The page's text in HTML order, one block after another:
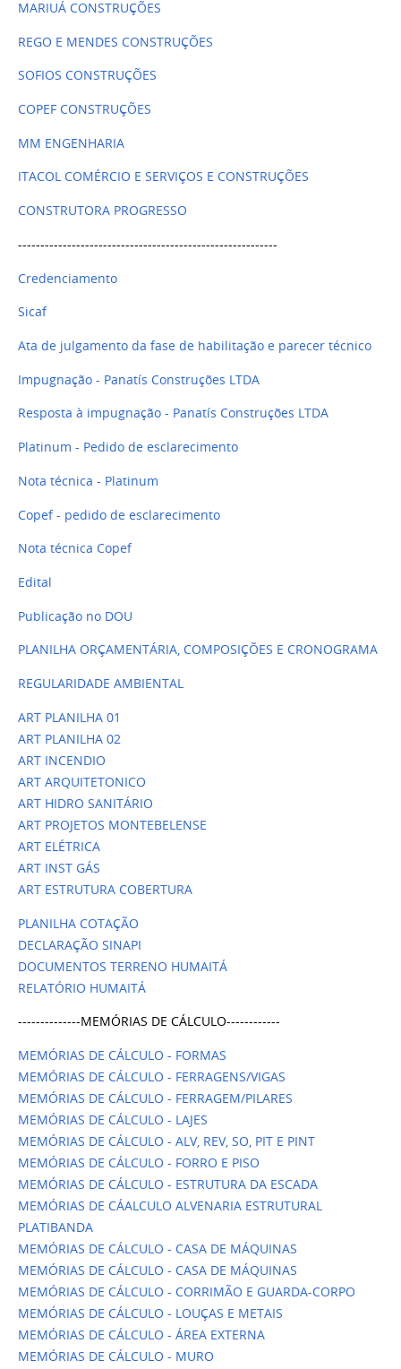
MARIUÁ CONSTRUÇÕES
REGO E MENDES CONSTRUÇÕES
SOFIOS CONSTRUÇÕES
COPEF CONSTRUÇÕES
MM ENGENHARIA
ITACOL COMÉRCIO E SERVIÇOS E CONSTRUÇÕES
CONSTRUTORA PROGRESSO
----------------------------------------------------------
Credenciamento
Sicaf
Ata de julgamento da fase de habilitação e parecer técnico
Impugnação - Panatís Construções LTDA
Resposta à impugnação - Panatís Construções LTDA
Platinum - Pedido de esclarecimento
Nota técnica - Platinum
Copef - pedido de esclarecimento
Nota técnica Copef
Edital
Publicação no DOU
PLANILHA ORÇAMENTÁRIA, COMPOSIÇÕES E CRONOGRAMA
REGULARIDADE AMBIENTAL
ART PLANILHA 01
ART PLANILHA 02
ART INCENDIO
ART ARQUITETONICO
ART HIDRO SANITÁRIO
ART PROJETOS MONTEBELENSE
ART ELÉTRICA
ART INST GÁS
ART ESTRUTURA COBERTURA
PLANILHA COTAÇÃO
DECLARAÇÃO SINAPI
DOCUMENTOS TERRENO HUMAITÁ
RELATÓRIO HUMAITÁ
--------------MEMÓRIAS DE CÁLCULO------------
MEMÓRIAS DE CÁLCULO - FORMAS
MEMÓRIAS DE CÁLCULO - FERRAGENS/VIGAS
MEMÓRIAS DE CÁLCULO - FERRAGEM/PILARES
MEMÓRIAS DE CÁLCULO - LAJES
MEMÓRIAS DE CÁLCULO - ALV, REV, SO, PIT E PINT
MEMÓRIAS DE CÁLCULO - FORRO E PISO
MEMÓRIAS DE CÁLCULO - ESTRUTURA DA ESCADA
MEMÓRIAS DE CÁALCULO ALVENARIA ESTRUTURAL
PLATIBANDA
MEMÓRIAS DE CÁLCULO - CASA DE MÁQUINAS
MEMÓRIAS DE CÁLCULO - CASA DE MÁQUINAS
MEMÓRIAS DE CÁLCULO - CORRIMÃO E GUARDA-CORPO
MEMÓRIAS DE CÁLCULO - LOUÇAS E METAIS
MEMÓRIAS DE CÁLCULO - ÁREA EXTERNA
MEMÓRIAS DE CÁLCULO - MURO